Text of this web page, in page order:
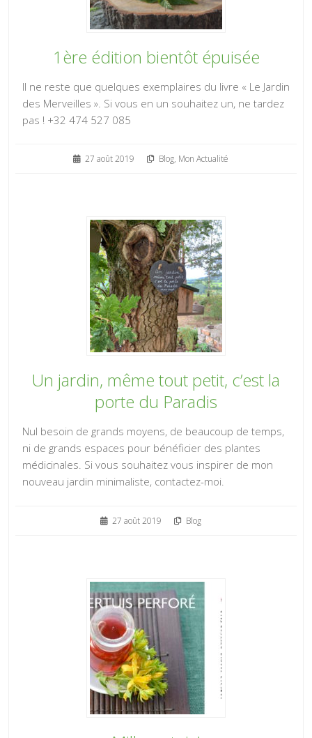
1ère édition bientôt épuisée
Il ne reste que quelques exemplaires du livre « Le Jardin
des Merveilles ». Si vous en un souhaitez un, ne tardez
pas ! +32 474 527 085
27 août 2019 Blog, Mon Actualité
Un jardin, même tout petit, c’est la
porte du Paradis
Nul besoin de grands moyens, de beaucoup de temps,
ni de grands espaces pour bénéficier des plantes
médicinales. Si vous souhaitez vous inspirer de mon
nouveau jardin minimaliste, contactez-moi.
27 août 2019 Blog